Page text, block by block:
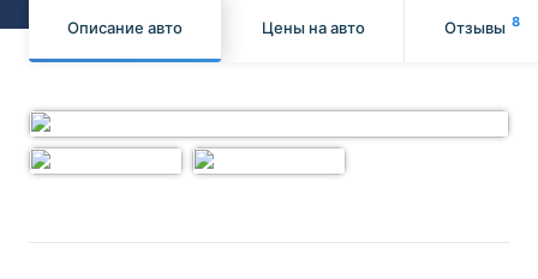
Описание авто Цены на авто Отзывы 8